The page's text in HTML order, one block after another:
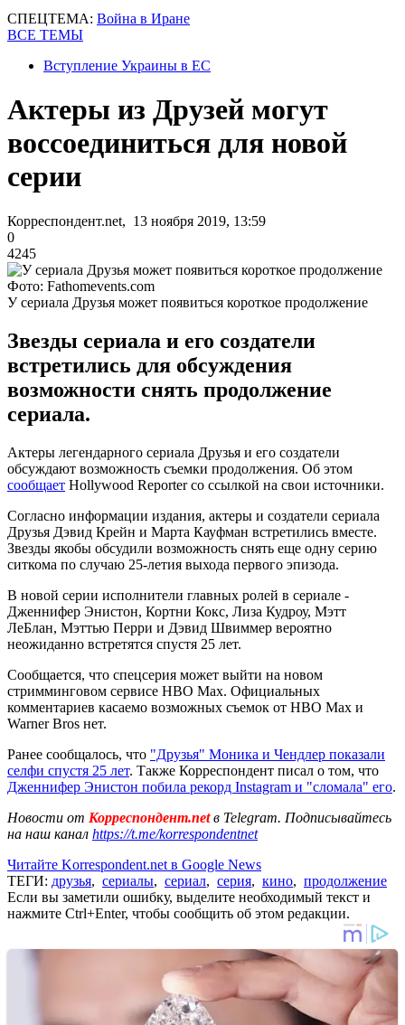
СПЕЦТЕМА: Война в Иране
ВСЕ ТЕМЫ
Вступление Украины в ЕС
Актеры из Друзей могут
воссоединиться для новой
серии
Корреспондент.net, 13 ноября 2019, 13:59
0
4245
Фото: Fathomevents.com
У сериала Друзья может появиться короткое продолжение
Звезды сериала и его создатели
встретились для обсуждения
возможности снять продолжение
сериала.
Актеры легендарного сериала Друзья и его создатели
обсуждают возможность съемки продолжения. Об этом
сообщает Hollywood Reporter со ссылкой на свои источники.
Согласно информации издания, актеры и создатели сериала
Друзья Дэвид Крейн и Марта Кауфман встретились вместе.
Звезды якобы обсудили возможность снять еще одну серию
ситкома по случаю 25-летия выхода первого эпизода.
В новой серии исполнители главных ролей в сериале -
Дженнифер Энистон, Кортни Кокс, Лиза Кудроу, Мэтт
ЛеБлан, Мэттью Перри и Дэвид Швиммер вероятно
неожиданно встретятся спустя 25 лет.
Сообщается, что спецсерия может выйти на новом
стримминговом сервисе HBO Max. Официальных
комментариев касаемо возможных съемок от HBO Max и
Warner Bros нет.
Ранее сообщалось, что "Друзья" Моника и Чендлер показали
селфи спустя 25 лет. Также Корреспондент писал о том, что
Дженнифер Энистон побила рекорд Instagram и "сломала" его.
Новости от Корреспондент.netв Telegram. Подписывайтесь
на наш канал https://t.me/korrespondentnet
Читайте Korrespondent.net в Google News
ТЕГИ: друзья, сериалы, сериал, серия, кино, продолжение
Если вы заметили ошибку, выделите необходимый текст и
нажмите Ctrl+Enter, чтобы сообщить об этом редакции.